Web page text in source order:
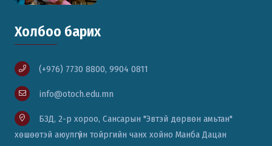
Холбоо барих
(+976) 7730 8800, 9904 0811
info@otoch.edu.mn
БЗД, 2-р хороо, Сансарын "Эвтэй дөрвөн амьтан"
хөшөөтэй аюулгүйн тойргийн чанх хойно Манба Дацан